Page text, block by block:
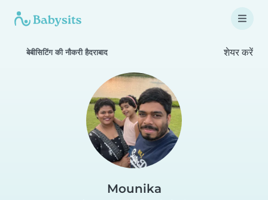
बेबीसिटिंग की नौकरी हैदराबाद शेयर करें
Mounika